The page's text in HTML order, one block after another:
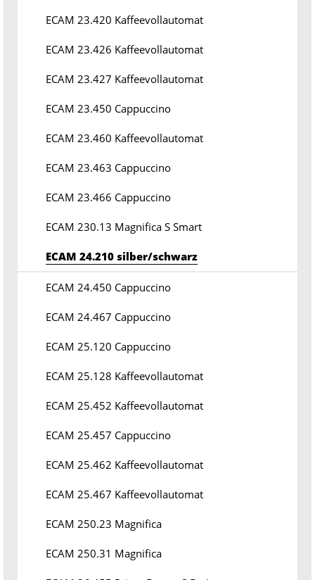
ECAM 23.420 Kaffeevollautomat
ECAM 23.426 Kaffeevollautomat
ECAM 23.427 Kaffeevollautomat
ECAM 23.450 Cappuccino
ECAM 23.460 Kaffeevollautomat
ECAM 23.463 Cappuccino
ECAM 23.466 Cappuccino
ECAM 230.13 Magnifica S Smart
ECAM 24.210 silber/schwarz
ECAM 24.450 Cappuccino
ECAM 24.467 Cappuccino
ECAM 25.120 Cappuccino
ECAM 25.128 Kaffeevollautomat
ECAM 25.452 Kaffeevollautomat
ECAM 25.457 Cappuccino
ECAM 25.462 Kaffeevollautomat
ECAM 25.467 Kaffeevollautomat
ECAM 250.23 Magnifica
ECAM 250.31 Magnifica